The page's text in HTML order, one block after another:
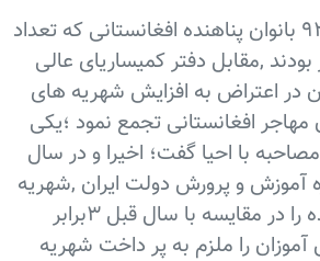
دوشنبه ۱۷ اذر ماه ۹۳ بانوان پناهنده افغانستانی که تعداد
از ۲۰۰نفر بودند ,مقابل دفتر کمیساریای عالی
در اعتراض به افزایش شهریه های
مهاجر افغانستانی تجمع نمود ؛یکی
با احیا گفت؛ اخیرا و در سال
آموزش و پرورش دولت ایران ,شهریه
دانش آموزان پناهنده را در مقایسه با سال قبل ۳برابر
را ملزم به پر داخت شهریه